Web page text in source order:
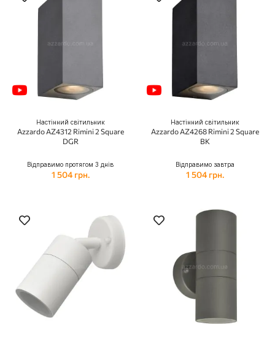
Настінний світильник
Azzardo AZ4312 Rimini 2 Square
DGR
Відправимо протягом 3 днів
1 504 грн.
Настінний світильник
Azzardo AZ4268 Rimini 2 Square
BK
Відправимо завтра
1 504 грн.